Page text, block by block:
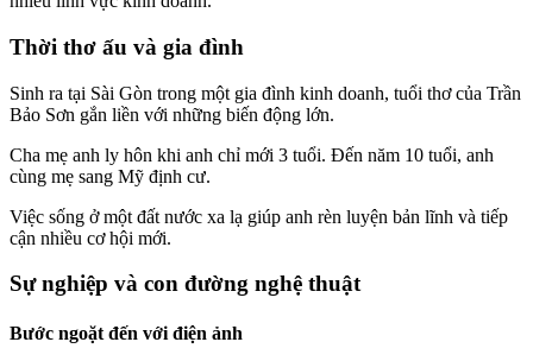
Thời thơ ấu và gia đình
Sinh ra tại Sài Gòn trong một gia đình kinh doanh, tuổi thơ của Trần
Bảo Sơn gắn liền với những biến động lớn.
Cha mẹ anh ly hôn khi anh chỉ mới 3 tuổi. Đến năm 10 tuổi, anh
cùng mẹ sang Mỹ định cư.
Việc sống ở một đất nước xa lạ giúp anh rèn luyện bản lĩnh và tiếp
cận nhiều cơ hội mới.
Sự nghiệp và con đường nghệ thuật
Bước ngoặt đến với điện ảnh